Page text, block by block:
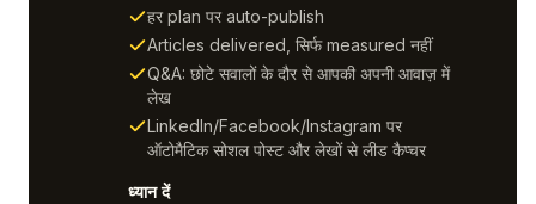
हर plan पर auto-publish
Articles delivered, सिर्फ measured नहीं
Q&A: छोटे सवालों के दौर से आपकी अपनी आवाज़ में
लेख
LinkedIn/Facebook/Instagram पर
ऑटोमैटिक सोशल पोस्ट और लेखों से लीड कैप्चर
ध्यान दें